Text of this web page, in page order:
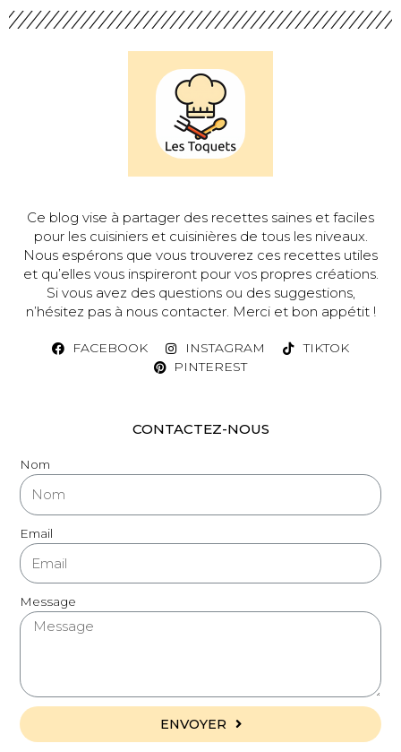
Ce blog vise à partager des recettes saines et faciles
pour les cuisiniers et cuisinières de tous les niveaux.
Nous espérons que vous trouverez ces recettes utiles
et qu’elles vous inspireront pour vos propres créations.
Si vous avez des questions ou des suggestions,
n’hésitez pas à nous contacter. Merci et bon appétit !
FACEBOOK INSTAGRAM
TIKTOK
PINTEREST
CONTACTEZ-NOUS
Nom
Email
Message
ENVOYER